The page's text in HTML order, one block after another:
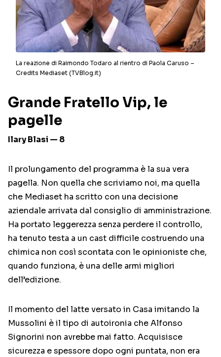
La reazione di Raimondo Todaro al rientro di Paola Caruso –
Credits Mediaset (TVBlog.it)
Grande Fratello Vip, le
pagelle
Ilary Blasi — 8
Il prolungamento del programma è la sua vera
pagella. Non quella che scriviamo noi, ma quella
che Mediaset ha scritto con una decisione
aziendale arrivata dal consiglio di amministrazione.
Ha portato leggerezza senza perdere il controllo,
ha tenuto testa a un cast difficile costruendo una
chimica non così scontata con le opinioniste che,
quando funziona, è una delle armi migliori
dell’edizione.
Il momento del latte versato in Casa imitando la
Mussolini è il tipo di autoironia che Alfonso
Signorini non avrebbe mai fatto. Acquisisce
sicurezza e spessore dopo ogni puntata, non era